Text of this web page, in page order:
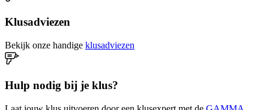
Klusadviezen
Bekijk onze handige klusadviezen
Hulp nodig bij je klus?